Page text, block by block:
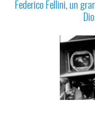
Federico Fellini, un